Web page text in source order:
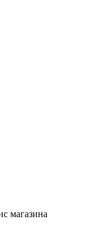
магазина